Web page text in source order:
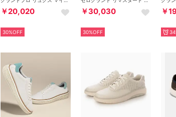
￥20,020
30%OFF
￥30,030
30%OFF
￥